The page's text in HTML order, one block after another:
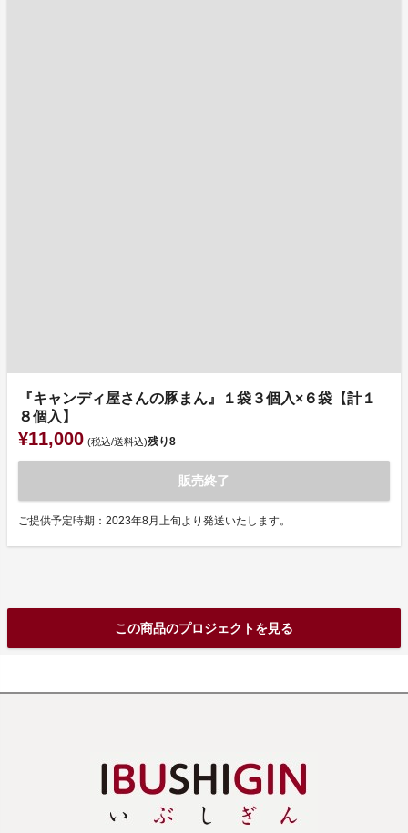
『キャンディ屋さんの豚まん』１袋３個入×６袋【計１
８個入】
¥11,000 (税込/送料込)残り8
販売終了
ご提供予定時期：2023年8月上旬より発送いたします。
この商品のプロジェクトを見る